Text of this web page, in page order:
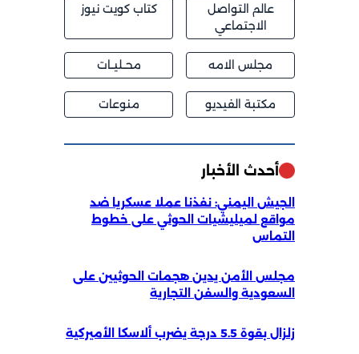
عالم التواصل
الاجتماعي
كتاب كويت نيوز
مجلس الامه محــليــات
مكتبة الفيديو منوعات
أحدث الأخبار
الجيش اليمني: نفذنا عملا عسكريا ضد
مواقع لميليشيات الحوثي على خطوط
التماس
مجلس الأمن يدين هجمات الحوثيين على
السعودية والسفن التجارية
زلزال بقوة 5.5 درجة يضرب ألاسكا الأميركية